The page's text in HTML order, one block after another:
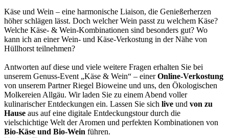
Käse und Wein – eine harmonische Liaison, die Genießerherzen
höher schlägen lässt. Doch welcher Wein passt zu welchem Käse?
Welche Käse- & Wein-Kombinationen sind besonders gut? Wo
kann ich an einer Wein- und Käse-Verkostung in der Nähe von
Hüllhorst teilnehmen?
Antworten auf diese und viele weitere Fragen erhalten Sie bei
unserem Genuss-Event „Käse & Wein“ – einerOnline-Verkostung
von unserem Partner Riegel Bioweine und uns, den Ökologischen
Molkereien Allgäu. Wir laden Sie zu einem Abend voller
kulinarischer Entdeckungen ein. Lassen Sie sich live und von zu
Hause aus auf eine digitale Entdeckungstour durch die
vielschichtige Welt der Aromen und perfekten Kombinationen von
Bio-Käse und Bio-Wein führen.